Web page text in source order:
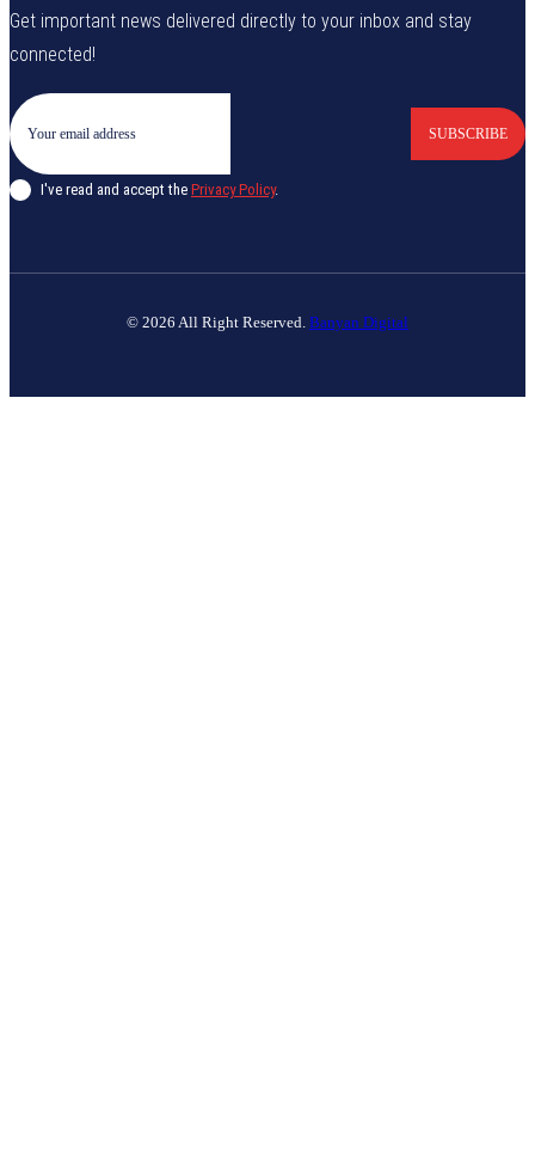
Get important news delivered directly to your inbox and stay
connected!
SUBSCRIBE
I've read and accept the Privacy Policy.
© 2026 All Right Reserved. Banyan Digital